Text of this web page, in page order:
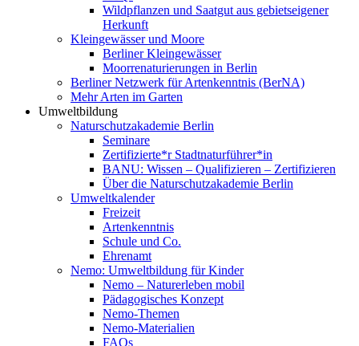
Wildpflanzen und Saatgut aus gebietseigener
Herkunft
Kleingewässer und Moore
Berliner Kleingewässer
Moorrenaturierungen in Berlin
Berliner Netzwerk für Artenkenntnis (BerNA)
Mehr Arten im Garten
Umweltbildung
Naturschutzakademie Berlin
Seminare
Zertifizierte*r Stadtnaturführer*in
BANU: Wissen – Qualifizieren – Zertifizieren
Über die Naturschutzakademie Berlin
Umweltkalender
Freizeit
Artenkenntnis
Schule und Co.
Ehrenamt
Nemo: Umweltbildung für Kinder
Nemo – Naturerleben mobil
Pädagogisches Konzept
Nemo-Themen
Nemo-Materialien
FAQs